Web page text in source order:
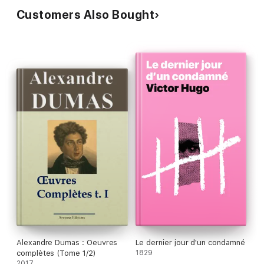
Customers Also Bought
Alexandre Dumas : Oeuvres
complètes (Tome 1/2)
Le dernier jour d'un condamné
1829